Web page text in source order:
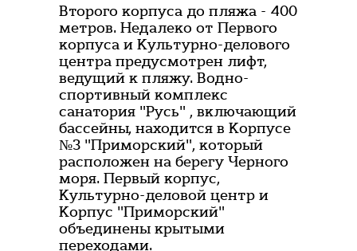
Второго корпуса до пляжа - 400
метров. Недалеко от Первого
корпуса и Культурно-делового
центра предусмотрен лифт,
ведущий к пляжу. Водно-
спортивный комплекс
санатория "Русь" , включающий
бассейны, находится в Корпусе
№3 "Приморский", который
расположен на берегу Черного
моря. Первый корпус,
Культурно-деловой центр и
Корпус "Приморский"
объединены крытыми
переходами.